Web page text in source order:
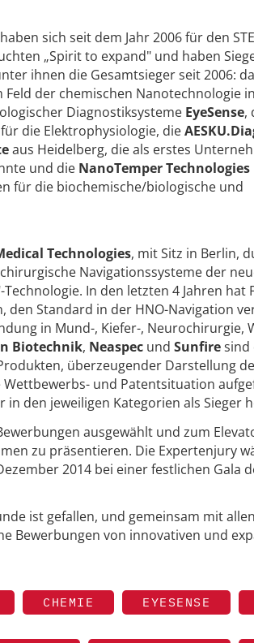
sich seit dem Jahr 2006 für den
„Spirit to expand" und haben
ihnen die Gesamtsieger seit 2006:
Feld der chemischen Nanotechnologie
Diagnostiksysteme EyeSense,
die Elektrophysiologie, die
aus Heidelberg, die als erstes
und die NanoTemper Technologies
für die biochemische/biologische und
Technologies, mit Sitz in Berlin,
Navigationssysteme der
In den letzten 4 Jahren hat
Standard in der HNO-Navigation
in Mund-, Kiefer-, Neurochirurgie,
Biotechnik, Neaspec und Sunfiresind
überzeugender Darstellung
und Patentsituation
den jeweiligen Kategorien als Sieger
ausgewählt und zum
zu präsentieren. Die Expertenjury
2014 bei einer festlichen Gala
ist gefallen, und gemeinsam mit
Bewerbungen von innovativen und
CHEMIE EYESENSE